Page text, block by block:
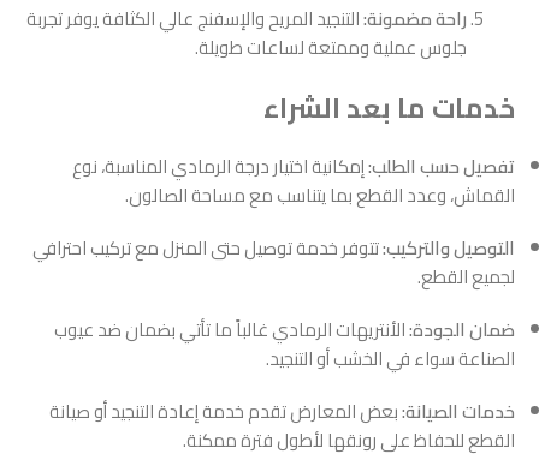
راحة مضمونة:التنجيد المريح والإسفنج عالي الكثافة يوفر تجربة
جلوس عملية وممتعة لساعات طويلة.
خدمات ما بعد الشراء
تفصيل حسب الطلب:إمكانية اختيار درجة الرمادي المناسبة، نوع
القماش، وعدد القطع بما يتناسب مع مساحة الصالون.
التوصيل والتركيب:تتوفر خدمة توصيل حتى المنزل مع تركيب احترافي
لجميع القطع.
ضمان الجودة:الأنتريهات الرمادي غالباً ما تأتي بضمان ضد عيوب
الصناعة سواء في الخشب أو التنجيد.
خدمات الصيانة:بعض المعارض تقدم خدمة إعادة التنجيد أو صيانة
القطع للحفاظ على رونقها لأطول فترة ممكنة.